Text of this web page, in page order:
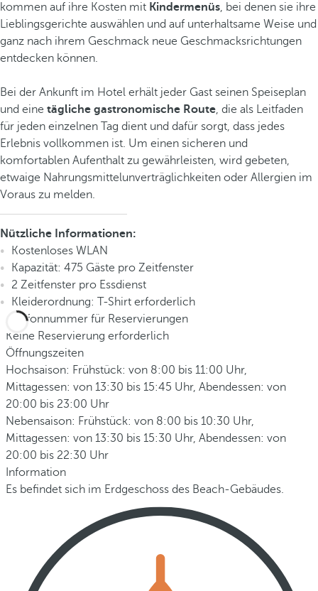
kommen auf ihre Kosten mit Kindermenüs, bei denen sie ihre
Lieblingsgerichte auswählen und auf unterhaltsame Weise und
ganz nach ihrem Geschmack neue Geschmacksrichtungen
entdecken können.
Bei der Ankunft im Hotel erhält jeder Gast seinen Speiseplan
und eine tägliche gastronomische Route, die als Leitfaden
für jeden einzelnen Tag dient und dafür sorgt, dass jedes
Erlebnis vollkommen ist. Um einen sicheren und
komfortablen Aufenthalt zu gewährleisten, wird gebeten,
etwaige Nahrungsmittelunverträglichkeiten oder Allergien im
Voraus zu melden.
Nützliche Informationen:
Kostenloses WLAN
Kapazität: 475 Gäste pro Zeitfenster
2 Zeitfenster pro Essdienst
Kleiderordnung: T-Shirt erforderlich
Telefonnummer für Reservierungen
Keine Reservierung erforderlich
Öffnungszeiten
Hochsaison: Frühstück: von 8:00 bis 11:00 Uhr,
Mittagessen: von 13:30 bis 15:45 Uhr, Abendessen: von
20:00 bis 23:00 Uhr
Nebensaison: Frühstück: von 8:00 bis 10:30 Uhr,
Mittagessen: von 13:30 bis 15:30 Uhr, Abendessen: von
20:00 bis 22:30 Uhr
Information
Es befindet sich im Erdgeschoss des Beach-Gebäudes.